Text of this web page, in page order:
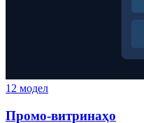
12 модел
Промо-витринаҳо